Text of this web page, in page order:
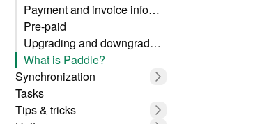
Payment and invoice information
Pre-paid
Upgrading and downgrading
What is Paddle?
Synchronization
Tasks
Tips & tricks